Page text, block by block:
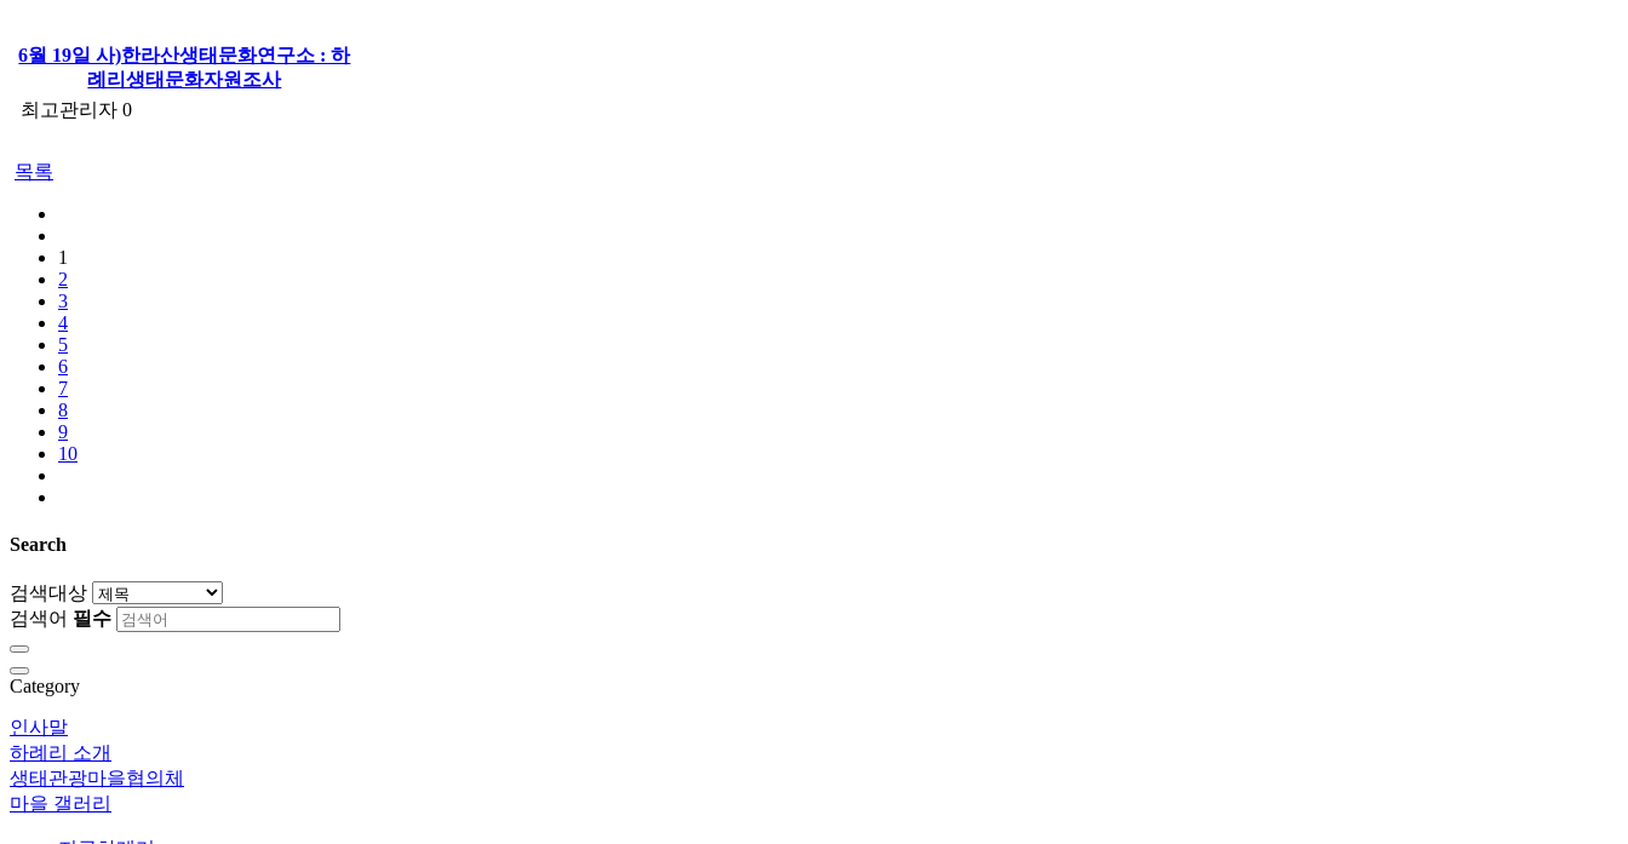
6월 19일 사)한라산생태문화연구소 : 하
례리생태문화자원조사
최고관리자 0
목록
1
2
3
4
5
6
7
8
9
10
Search
검색대상
검색어 필수
Category
인사말
하례리 소개
생태관광마을협의체
마을 갤러리